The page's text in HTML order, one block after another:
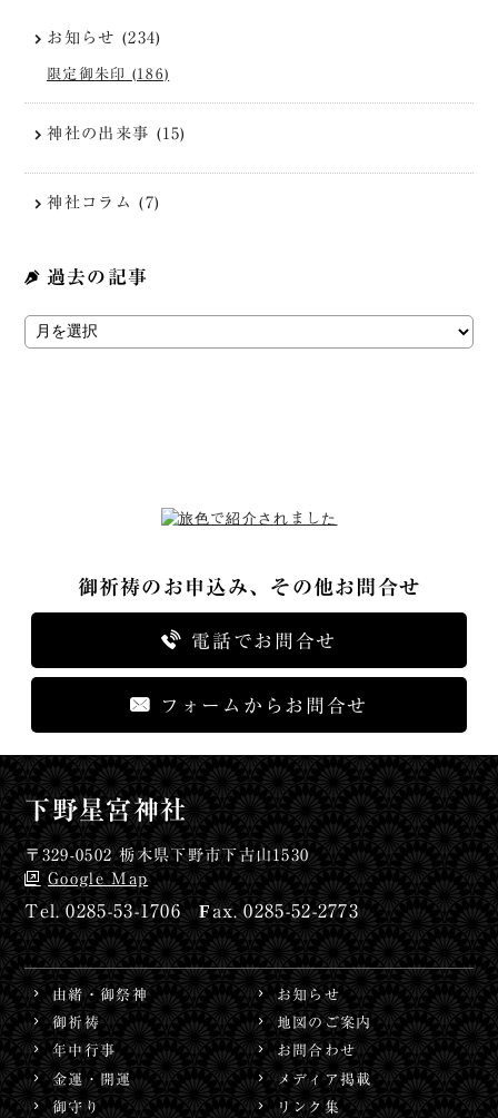
お知らせ (234)
限定御朱印 (186)
神社の出来事 (15)
神社コラム (7)
過去の記事
御祈祷のお申込み、その他お問合せ
電話でお問合せ
フォームからお問合せ
下野星宮神社
〒329-0502 栃木県下野市下古山1530
Google Map
0285-53-1706 0285-52-2773
由緒・御祭神
御祈祷
年中行事
金運・開運
御守り
お知らせ
地図のご案内
お問合わせ
メディア掲載
リンク集